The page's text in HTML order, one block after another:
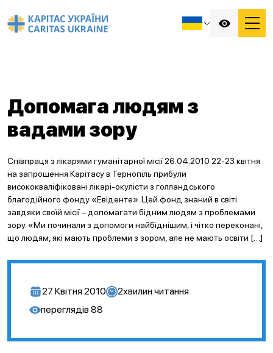
Допомага людям з
вадами зору
Співпраця з лікарями гуманітарної місії 26.04.2010 22-23 квітня
на запрошення Карітасу в Тернопіль прибули
висококваліфіковані лікарі-окулісти з голландського
благодійного фонду «Евіденте». Цей фонд знаний в світі
завдяки своїй місії – допомагати бідним людям з проблемами
зору. «Ми починали з допомоги найбіднішим, і чітко переконані,
що людям, які мають проблеми з зором, але не мають освіти […]
27 Квітня 2010 2хвилин читання
переглядів 88